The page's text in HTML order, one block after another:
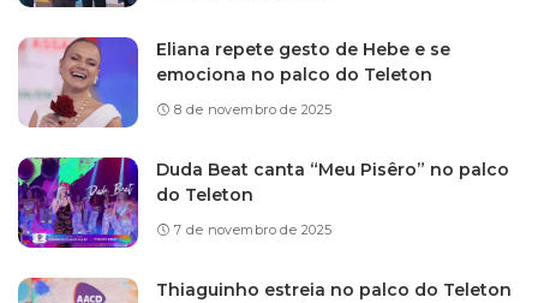
Eliana repete gesto de Hebe e se
emociona no palco do Teleton
8 de novembro de 2025
Duda Beat canta “Meu Pisêro” no palco
do Teleton
7 de novembro de 2025
Thiaguinho estreia no palco do Teleton